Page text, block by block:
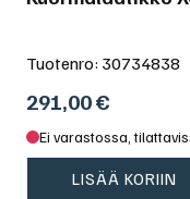
Tuotenro: 30734838
291,00€
Ei varastossa,
LISÄÄ KORIIN